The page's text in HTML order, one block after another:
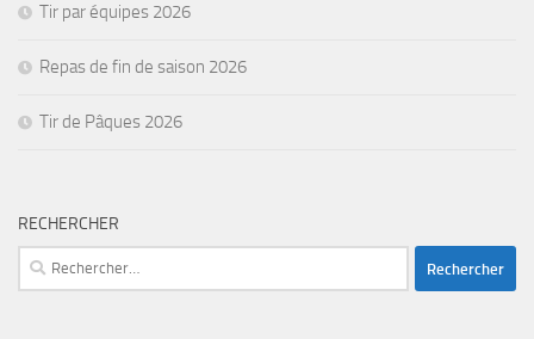
Tir par équipes 2026
Repas de fin de saison 2026
Tir de Pâques 2026
RECHERCHER